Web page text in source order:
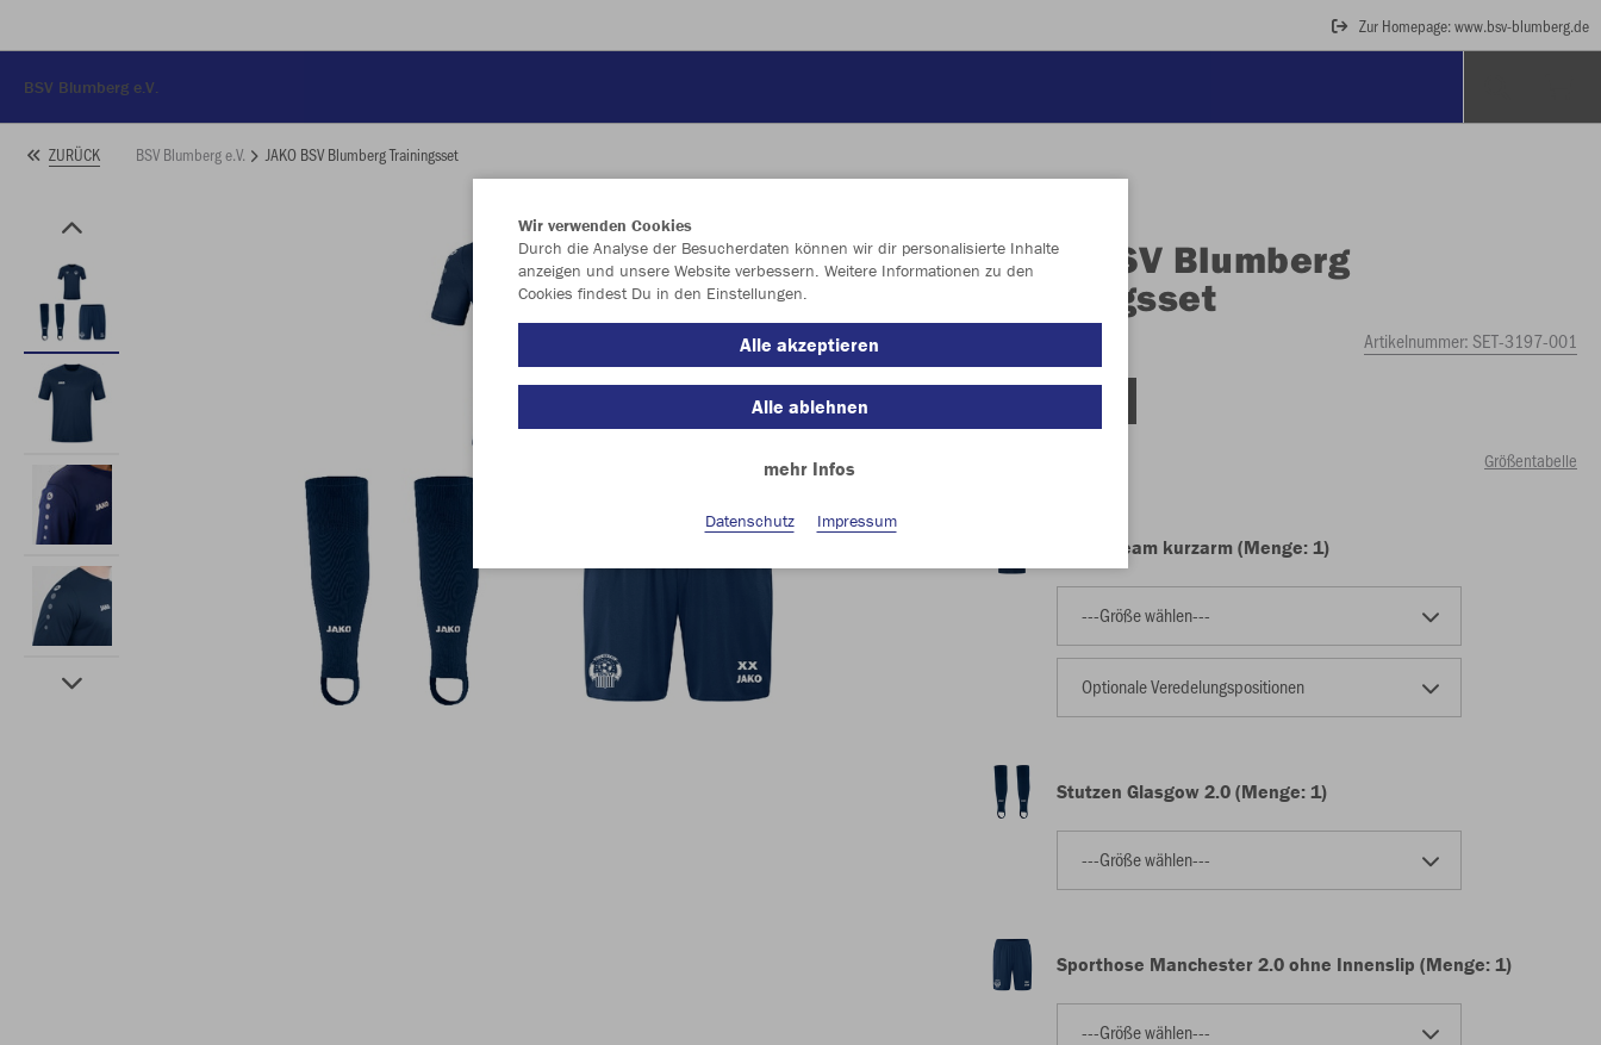
Zur Homepage: www.bsv-blumberg.de
BSV Blumberg e.V.
ZURÜCK BSV Blumberg e.V. JAKO BSV Blumberg Trainingsset
JAKO
BSV Blumberg
Trainingsset
Artikelnummer:SET-3197-001
Größentabelle
Trikot Team kurzarm (Menge: 1)
---Größe wählen---
Optionale Veredelungspositionen
Stutzen Glasgow 2.0 (Menge: 1)
---Größe wählen---
Sporthose Manchester 2.0 ohne Innenslip (Menge: 1)
---Größe wählen---
Wir verwenden Cookies
Durch die Analyse der Besucherdaten können wir dir personalisierte Inhalte
anzeigen und unsere Website verbessern. Weitere Informationen zu den
Cookies findest Du in den Einstellungen.
Alle akzeptieren
Alle ablehnen
mehr Infos
Datenschutz Impressum